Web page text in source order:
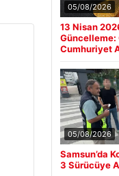
05/08/2026
13 Nisan
Güncelleme:
Cumhuriyet
05/08/2026
Samsun’da
3 Sürücüye